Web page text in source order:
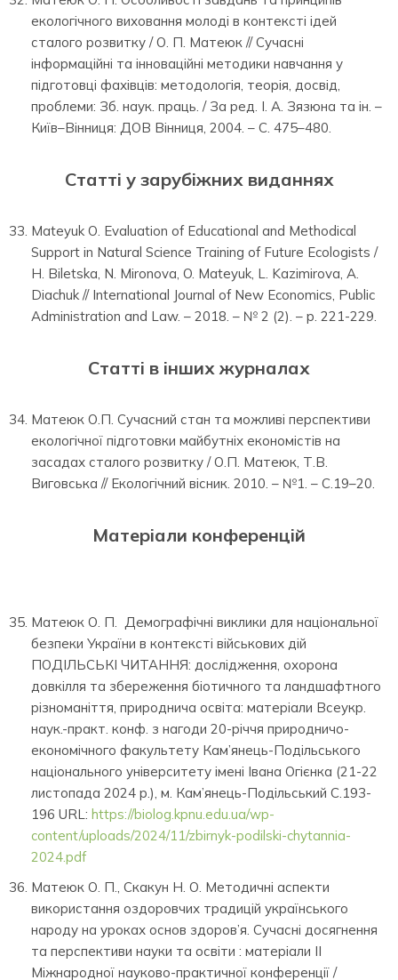
екологічного виховання молоді в контексті ідей
сталого розвитку / О. П. Матеюк // Сучасні
інформаційні та інноваційні методики навчання у
підготовці фахівців: методологія, теорія, досвід,
проблеми: Зб. наук. праць. / За ред. І. А. Зязюна та ін. –
Київ–Вінниця: ДОВ Вінниця, 2004. – С. 475–480.
Статті у зарубіжних виданнях
Mateyuk О. Evaluation of Educational and Methodical
Support in Natural Science Training of Future Ecologists /
H. Biletska, N. Mironova, O. Mateyuk, L. Kazimirova, A.
Diachuk // International Journal of New Economics, Public
Administration and Law. – 2018. – № 2 (2). – р. 221-229.
Статті в інших журналах
Матеюк О.П. Сучасний стан та можливі перспективи
екологічної підготовки майбутніх економістів на
засадах сталого розвитку / О.П. Матеюк, Т.В.
Виговська // Екологічний вісник. 2010. – №1. – С.19–20.
Матеріали конференцій
Матеюк О. П. Демографічні виклики для національної
безпеки України в контексті військових дій
ПОДІЛЬСЬКІ ЧИТАННЯ: дослідження, охорона
довкілля та збереження біотичного та ландшафтного
різноманіття, природнича освіта: матеріали Всеукр.
наук.-практ. конф. з нагоди 20-річчя природничо-
економічного факультету Кам’янець-Подільського
національного університету імені Івана Огієнка (21-22
листопада 2024 р.), м. Кам’янець-Подільський С.193-
196 URL: https://biolog.kpnu.edu.ua/wp-
content/uploads/2024/11/zbirnyk-podilski-chytannia-
2024.pdf
Матеюк О. П., Скакун Н. О. Методичні аспекти
використання оздоровчих традицій українського
народу на уроках основ здоров’я. Сучасні досягнення
та перспективи науки та освіти : матеріали II
Міжнародної науково-практичної конференції /